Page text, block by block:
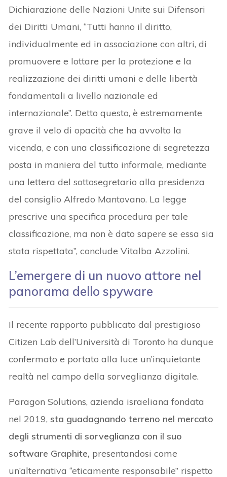
Dichiarazione delle Nazioni Unite sui Difensori
dei Diritti Umani, “Tutti hanno il diritto,
individualmente ed in associazione con altri, di
promuovere e lottare per la protezione e la
realizzazione dei diritti umani e delle libertà
fondamentali a livello nazionale ed
internazionale”. Detto questo, è estremamente
grave il velo di opacità che ha avvolto la
vicenda, e con una classificazione di segretezza
posta in maniera del tutto informale, mediante
una lettera del sottosegretario alla presidenza
del consiglio Alfredo Mantovano. La legge
prescrive una specifica procedura per tale
classificazione, ma non è dato sapere se essa sia
stata rispettata”, conclude Vitalba Azzolini.
L’emergere di un nuovo attore nel
panorama dello spyware
Il recente rapporto pubblicato dal prestigioso
Citizen Lab dell’Università di Toronto ha dunque
confermato e portato alla luce un’inquietante
realtà nel campo della sorveglianza digitale.
Paragon Solutions, azienda israeliana fondata
nel 2019, sta guadagnando terreno nel mercato
degli strumenti di sorveglianza con il suo
software Graphite, presentandosi come
un’alternativa “eticamente responsabile” rispetto